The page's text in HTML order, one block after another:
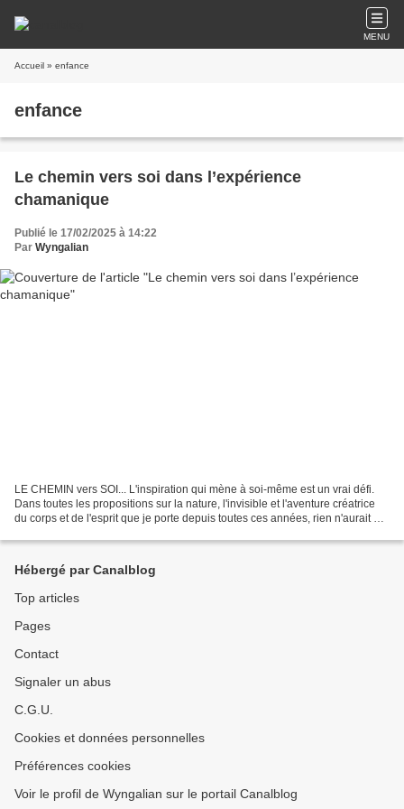
MENU
Accueil » enfance
enfance
Le chemin vers soi dans l’expérience
chamanique
Publié le 17/02/2025 à 14:22
Par Wyngalian
LE CHEMIN vers SOI... L'inspiration qui mène à soi-même est un vrai défi.
Dans toutes les propositions sur la nature, l'invisible et l'aventure créatrice
du corps et de l'esprit que je porte depuis toutes ces années, rien n'aurait pu
Hébergé par Canalblog
Top articles
Pages
Contact
Signaler un abus
C.G.U.
Cookies et données personnelles
Préférences cookies
Voir le profil de Wyngalian sur le portail Canalblog